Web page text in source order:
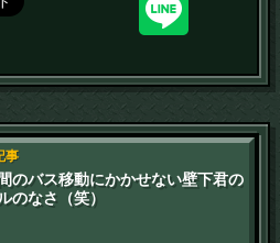
事
のバス移動にかかせない壁下君の
のなさ（笑）